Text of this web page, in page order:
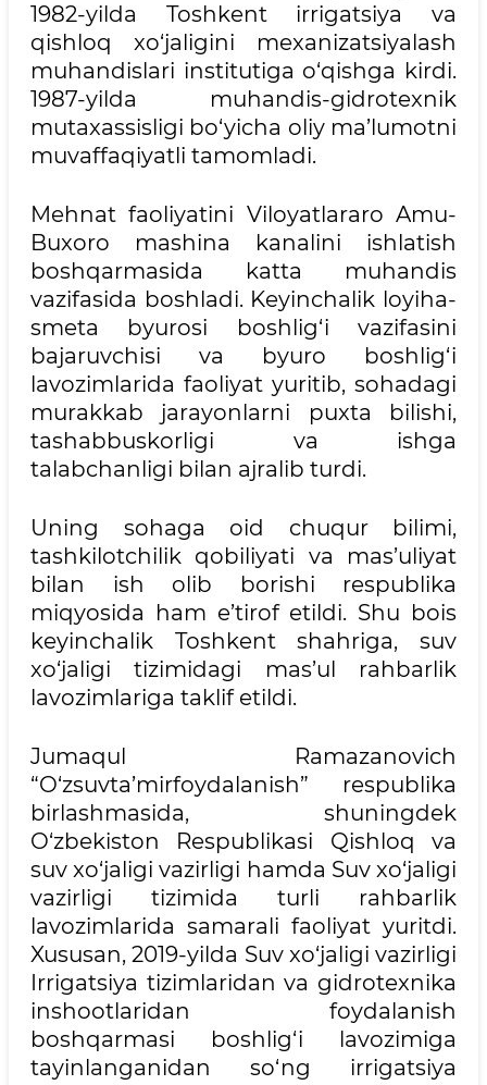
1982-yilda Toshkent irrigatsiya va
qishloq xo‘jaligini mexanizatsiyalash
muhandislari institutiga o‘qishga kirdi.
1987-yilda muhandis-gidrotexnik
mutaxassisligi bo‘yicha oliy ma’lumotni
muvaffaqiyatli tamomladi.
Mehnat faoliyatini Viloyatlararo Amu-
Buxoro mashina kanalini ishlatish
boshqarmasida katta muhandis
vazifasida boshladi. Keyinchalik loyiha-
smeta byurosi boshlig‘i vazifasini
bajaruvchisi va byuro boshlig‘i
lavozimlarida faoliyat yuritib, sohadagi
murakkab jarayonlarni puxta bilishi,
tashabbuskorligi va ishga
talabchanligi bilan ajralib turdi.
Uning sohaga oid chuqur bilimi,
tashkilotchilik qobiliyati va mas’uliyat
bilan ish olib borishi respublika
miqyosida ham e’tirof etildi. Shu bois
keyinchalik Toshkent shahriga, suv
xo‘jaligi tizimidagi mas’ul rahbarlik
lavozimlariga taklif etildi.
Jumaqul Ramazanovich
“O‘zsuvta’mirfoydalanish” respublika
birlashmasida, shuningdek
O‘zbekiston Respublikasi Qishloq va
suv xo‘jaligi vazirligi hamda Suv xo‘jaligi
vazirligi tizimida turli rahbarlik
lavozimlarida samarali faoliyat yuritdi.
Xususan, 2019-yilda Suv xo‘jaligi vazirligi
Irrigatsiya tizimlaridan va gidrotexnika
inshootlaridan foydalanish
boshqarmasi boshlig‘i lavozimiga
tayinlanganidan so‘ng irrigatsiya